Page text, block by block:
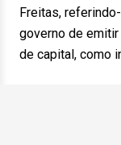
Freitas,
governo de
de capital, como